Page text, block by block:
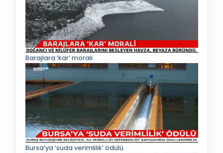
Barajlara ‘kar’ morali
Bursa’ya ‘suda verimlilik’ ödülü